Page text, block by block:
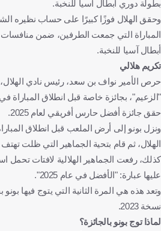
بطولة دوري أبطال آسيا للنخبة.
المباراة التي جمعت الطرفين، ضمن
أبطال آسيا للنخبة.
تكريم هلالي
حرص الأمير نواف بن سعد، رئيس نادي
"الزعيم"، بجائزة خاصة قبل انطلاق المباراة
حقق جائزة أفضل حارس أفريقي لعام 2025.
ونزل بونو إلى أرض الملعب قبل انطلاق
الهلال، ثم قام بتحية الجماهير التي ظلت
كذلك، رفعت الجماهير الهلالية لافتات
عليها عبارة: "الأفضل في عام 2025".
وتعد هذه هي المرة الثانية التي يتوج فيها
نسخة 2023.
لماذا توج بونو بالجائزة؟